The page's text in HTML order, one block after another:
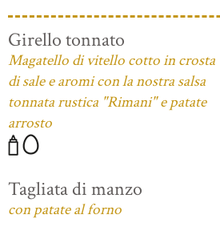
Girello tonnato
Magatello di vitello cotto in crosta
di sale e aromi con la nostra salsa
tonnata rustica "Rimani" e patate
arrosto
Tagliata di manzo
con patate al forno